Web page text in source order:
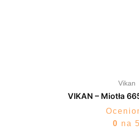
Vikan
VIKAN – Miotła
0 na 5